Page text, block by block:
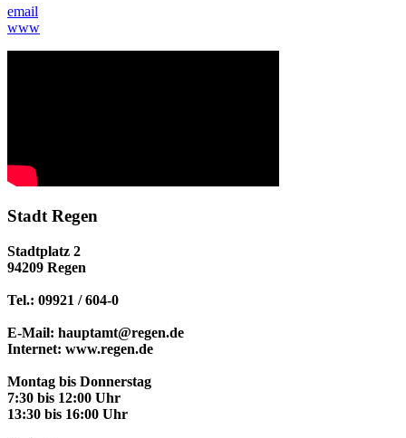
email
www
Stadt Regen
Stadtplatz 2
94209 Regen
Tel.: 09921 / 604-0
E-Mail: hauptamt@regen.de
Internet: www.regen.de
Montag bis Donnerstag
7:30 bis 12:00 Uhr
13:30 bis 16:00 Uhr